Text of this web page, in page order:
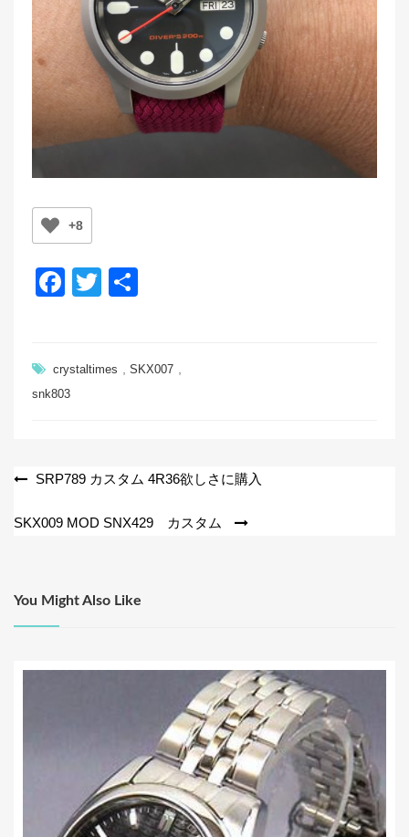
+8
F
e
b
k
T
er
crystaltimes SKX007
snk803
投
ゲ
ー
SRP789 カスタム 4R36欲しさに購入
SKX009 MOD SNX429 カスタム
You Might Also Like